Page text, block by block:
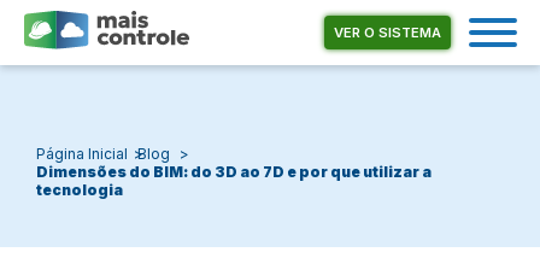
VER O SISTEMA
Página Inicial Blog
Dimensões do BIM: do 3D ao 7D e por que utilizar a
tecnologia